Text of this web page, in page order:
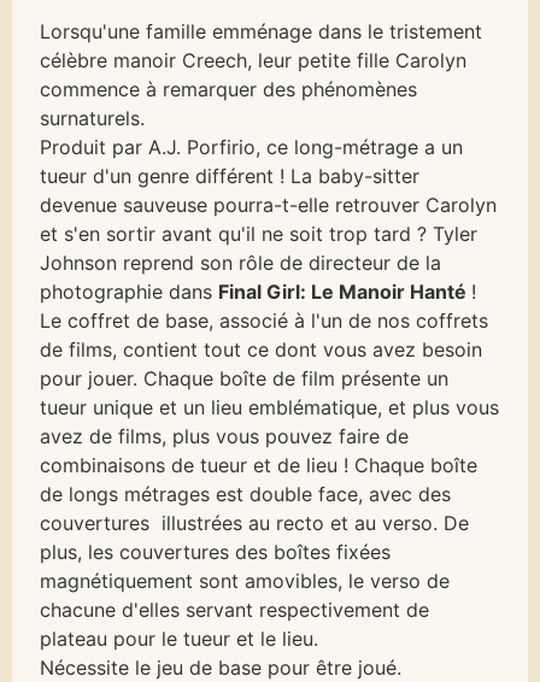
Lorsqu'une famille emménage dans le tristement
célèbre manoir Creech, leur petite fille Carolyn
commence à remarquer des phénomènes
surnaturels.
Produit par A.J. Porfirio, ce long-métrage a un
tueur d'un genre différent ! La baby-sitter
devenue sauveuse pourra-t-elle retrouver Carolyn
et s'en sortir avant qu'il ne soit trop tard ? Tyler
Johnson reprend son rôle de directeur de la
photographie dans Final Girl: Le Manoir Hanté !
Le coffret de base, associé à l'un de nos coffrets
de films, contient tout ce dont vous avez besoin
pour jouer. Chaque boîte de film présente un
tueur unique et un lieu emblématique, et plus vous
avez de films, plus vous pouvez faire de
combinaisons de tueur et de lieu ! Chaque boîte
de longs métrages est double face, avec des
couvertures illustrées au recto et au verso. De
plus, les couvertures des boîtes fixées
magnétiquement sont amovibles, le verso de
chacune d'elles servant respectivement de
plateau pour le tueur et le lieu.
Nécessite le jeu de base pour être joué.